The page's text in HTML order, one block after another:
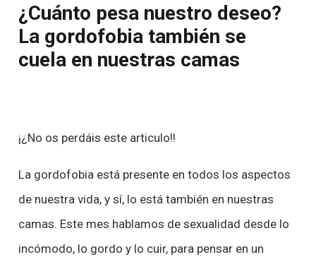
¿Cuánto pesa nuestro deseo?
La gordofobia también se
cuela en nuestras camas
¡¿No os perdáis este articulo!!
La gordofobia está presente en todos los aspectos
de nuestra vida, y sí, lo está también en nuestras
camas. Este mes hablamos de sexualidad desde lo
incómodo, lo gordo y lo cuir, para pensar en un